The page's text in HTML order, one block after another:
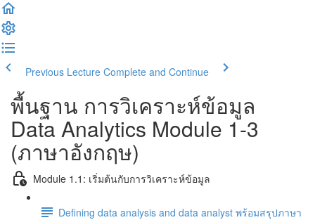
Previous Lecture Complete and Continue
พื้นฐาน การวิเคราะห์ข้อมูล
Data Analytics Module 1-3
(ภาษาอังกฤษ)
Module 1.1: เริ่มต้นกับการวิเคราะห์ข้อมูล
Defining data analysis and data analyst พร้อมสรุปภาษา